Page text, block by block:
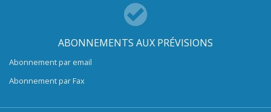
ABONNEMENTS AUX PRÉVISIONS
Abonnement par email
Abonnement par Fax